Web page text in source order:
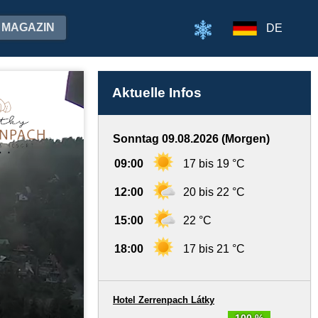
MAGAZIN DE
Aktuelle Infos
Sonntag 09.08.2026 (Morgen)
09:00 17 bis 19 °C
12:00 20 bis 22 °C
15:00 22 °C
18:00 17 bis 21 °C
Hotel Zerrenpach Látky